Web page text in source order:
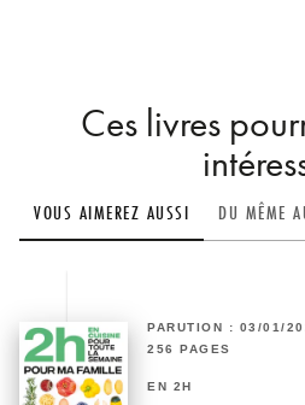
Ces livres
VOUS AIMEREZ AUSSI DU MÊME
PARUTION : 03/01/
256 PAGES
EN 2H